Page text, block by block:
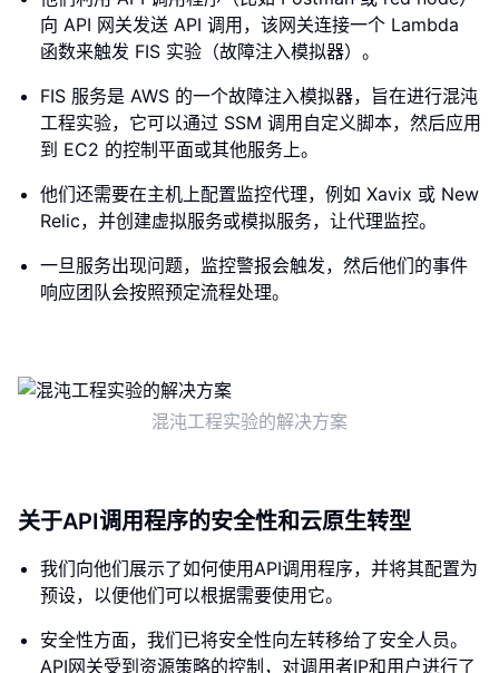
向 API 网关发送 API 调用，该网关连接一个 Lambda
函数来触发 FIS 实验（故障注入模拟器）。
FIS 服务是 AWS 的一个故障注入模拟器，旨在进行混沌
工程实验，它可以通过 SSM 调用自定义脚本，然后应用
到 EC2 的控制平面或其他服务上。
他们还需要在主机上配置监控代理，例如 Xavix 或 New
Relic，并创建虚拟服务或模拟服务，让代理监控。
一旦服务出现问题，监控警报会触发，然后他们的事件
响应团队会按照预定流程处理。
混沌工程实验的解决方案
关于API调用程序的安全性和云原生转型
我们向他们展示了如何使用API调用程序，并将其配置为
预设，以便他们可以根据需要使用它。
安全性方面，我们已将安全性向左转移给了安全人员。
API网关受到资源策略的控制，对调用者IP和用户进行了